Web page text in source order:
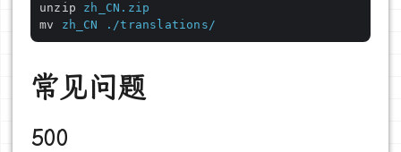
unzip
zh_CN.zip
mv
zh_CN ./translations/
常见问题
500